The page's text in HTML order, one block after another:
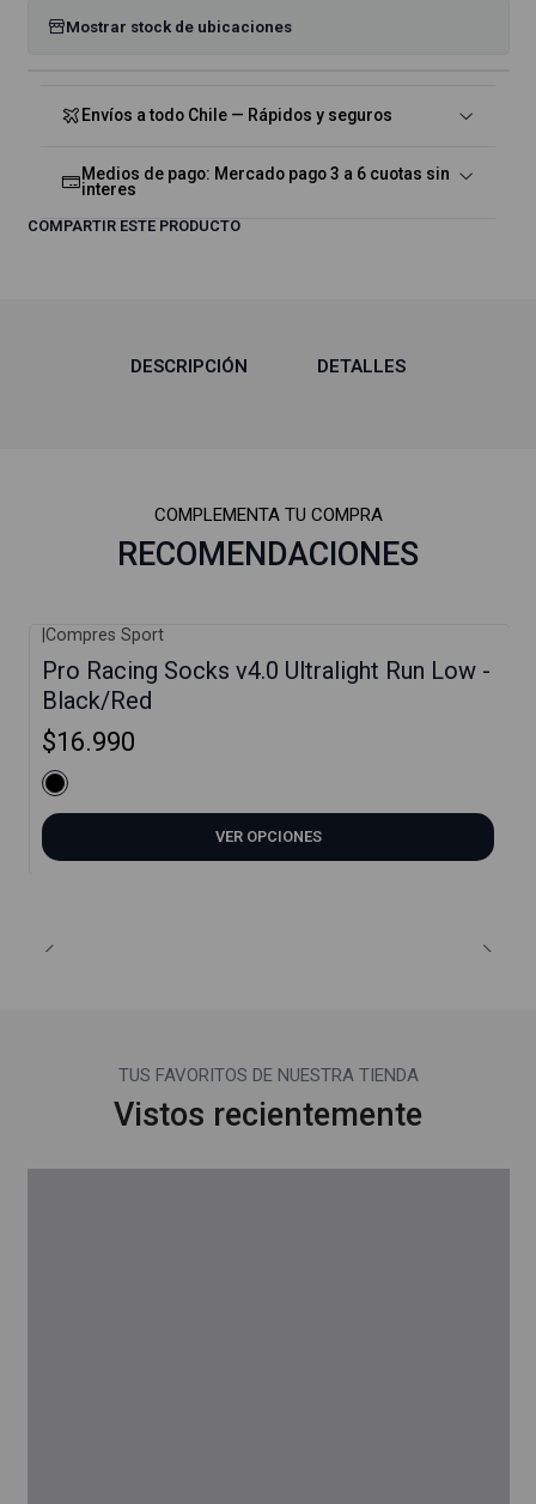
Mostrar stock de ubicaciones
Envíos a todo Chile — Rápidos y seguros
Medios de pago: Mercado pago 3 a 6 cuotas sin
interes
COMPARTIR ESTE PRODUCTO
DESCRIPCIÓN DETALLES
COMPLEMENTA TU COMPRA
RECOMENDACIONES
Compres Sport
Pro Racing Socks v4.0 Ultralight Run Low -
Black/Red
$16.990
VER OPCIONES
TUS FAVORITOS DE NUESTRA TIENDA
Vistos recientemente